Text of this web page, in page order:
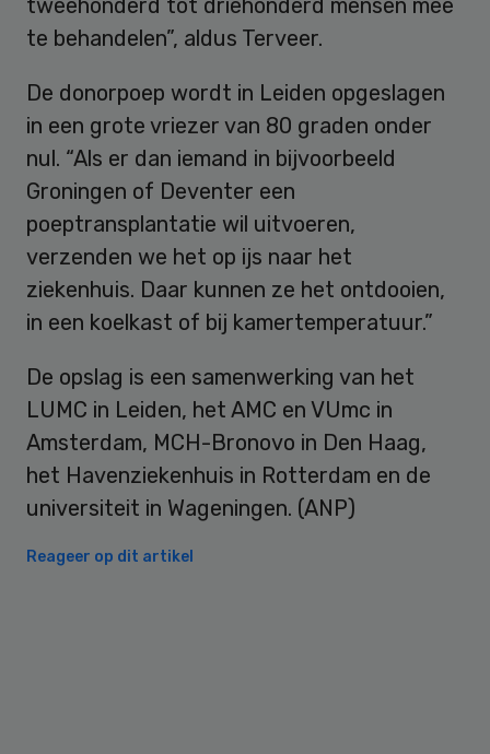
te behandelen”, aldus Terveer.
De donorpoep wordt in Leiden opgeslagen
in een grote vriezer van 80 graden onder
nul. “Als er dan iemand in bijvoorbeeld
Groningen of Deventer een
poeptransplantatie wil uitvoeren,
verzenden we het op ijs naar het
ziekenhuis. Daar kunnen ze het ontdooien,
in een koelkast of bij kamertemperatuur.”
De opslag is een samenwerking van het
LUMC in Leiden, het AMC en VUmc in
Amsterdam, MCH-Bronovo in Den Haag,
het Havenziekenhuis in Rotterdam en de
universiteit in Wageningen. (ANP)
Reageer op dit artikel